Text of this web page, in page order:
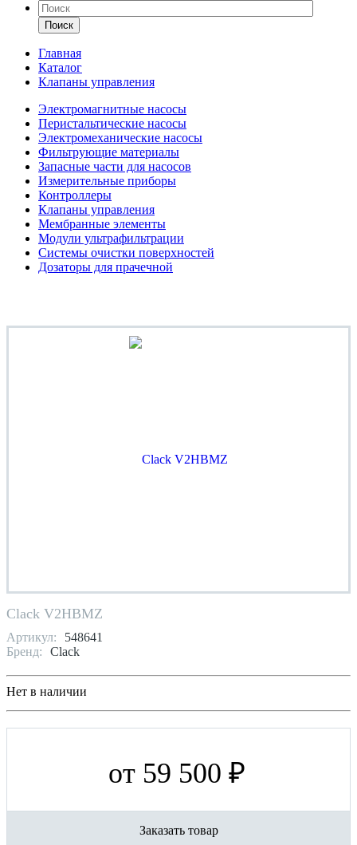
Поиск
Главная
Каталог
Клапаны управления
Электромагнитные насосы
Перистальтические насосы
Электромеханические насосы
Фильтрующие материалы
Запасные части для насосов
Измерительные приборы
Контроллеры
Клапаны управления
Мембранные элементы
Модули ультрафильтрации
Системы очистки поверхностей
Дозаторы для прачечной
Clack V2HBMZ
Артикул:
548641
Бренд:
Clack
Нет в наличии
от 59 500 ₽
Заказать товар